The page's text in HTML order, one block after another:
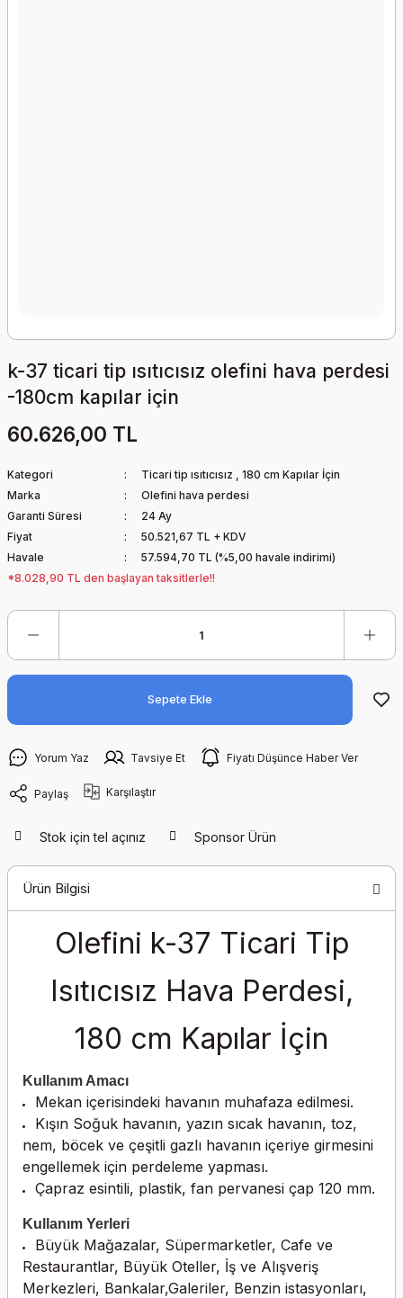
k-37 ticari tip ısıtıcısız olefini hava perdesi
-180cm kapılar için
60.626,00 TL
Kategori Ticari tip ısıtıcısız , 180 cm Kapılar İçin
Marka
Olefini hava perdesi
Garanti Süresi
24 Ay
Fiyat
50.521,67 TL + KDV
Havale
57.594,70 TL (%5,00 havale indirimi)
*8.028,90 TL den başlayan taksitlerle!!
Sepete Ekle
Yorum Yaz Tavsiye Et Fiyatı Düşünce Haber Ver
Paylaş Karşılaştır
Stok için tel açınız Sponsor Ürün
Ürün Bilgisi
Olefini k-37 Ticari Tip
Isıtıcısız Hava Perdesi,
180 cm Kapılar İçin
Kullanım Amacı
Mekan içerisindeki havanın muhafaza edilmesi.
Kışın Soğuk havanın, yazın sıcak havanın, toz,
nem, böcek ve çeşitli gazlı havanın içeriye girmesini
engellemek için perdeleme yapması.
Çapraz esintili, plastik, fan pervanesi çap 120 mm.
Kullanım Yerleri
Büyük Mağazalar, Süpermarketler, Cafe ve
Restaurantlar, Büyük Oteller, İş ve Alışveriş
Merkezleri, Bankalar,Galeriler, Benzin istasyonları,